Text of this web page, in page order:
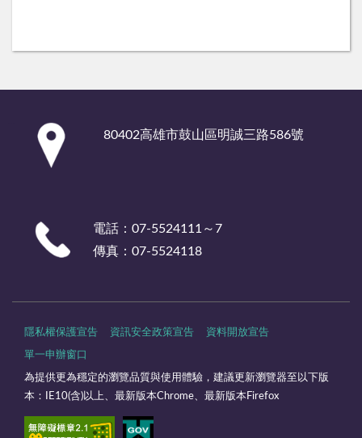
80402高雄市鼓山區明誠三路586號
電話：07-5524111～7
傳真：07-5524118
隱私權保護宣告 資訊安全政策宣告 資料開放宣告
單一申辦窗口
為提供更為穩定的瀏覽品質與使用體驗，建議更新瀏覽器至以下版
本：IE10(含)以上、最新版本Chrome、最新版本Firefox